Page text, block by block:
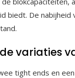
biedt. De
variaties
tight ends en